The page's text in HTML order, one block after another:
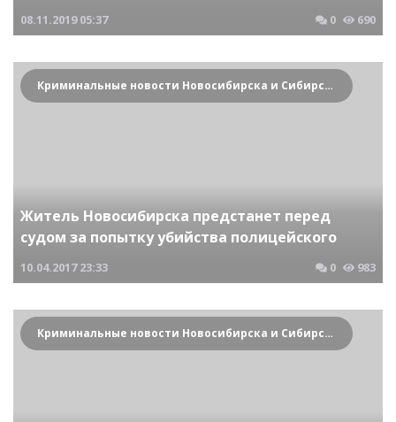
08.11.2019 05:37 0 690
Криминальные новости Новосибирска и Сибирского региона
Житель Новосибирска предстанет перед
судом за попытку убийства полицейского
10.04.2017 23:33 0 983
Криминальные новости Новосибирска и Сибирского региона